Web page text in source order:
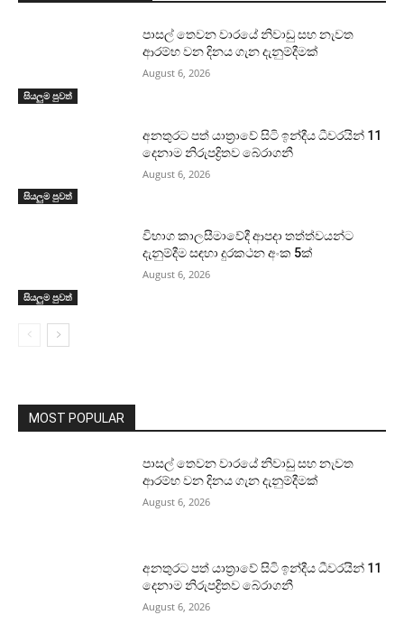
සියලුම පුවත්
පාසල් තෙවන වාරයේ නිවාඩු සහ නැවත
ආරම්භ වන දිනය ගැන දැනුම්දීමක්
August 6, 2026
සියලුම පුවත්
අනතුරට පත් යාත්‍රාවේ සිටි ඉන්දීය ධීවරයින් 11
දෙනාම නිරුපද්‍රිතව බේරාගනී
August 6, 2026
සියලුම පුවත්
විභාග කාලසීමාවේදී ආපදා තත්ත්වයන්ට
දැනුම්දීම සඳහා දුරකථන අංක 5ක්
August 6, 2026
MOST POPULAR
පාසල් තෙවන වාරයේ නිවාඩු සහ නැවත
ආරම්භ වන දිනය ගැන දැනුම්දීමක්
August 6, 2026
අනතුරට පත් යාත්‍රාවේ සිටි ඉන්දීය ධීවරයින් 11
දෙනාම නිරුපද්‍රිතව බේරාගනී
August 6, 2026